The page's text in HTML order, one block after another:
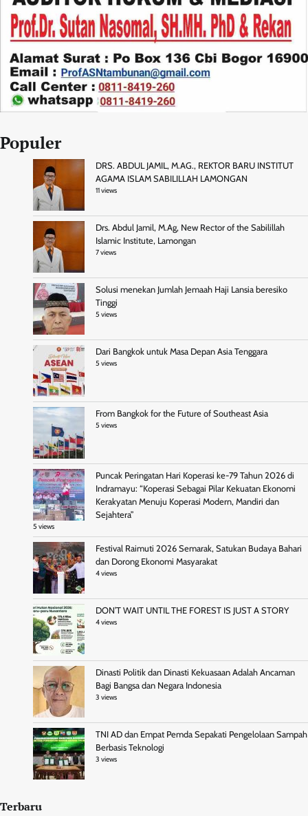
Populer
DRS. ABDUL JAMIL, M.AG., REKTOR BARU INSTITUT
AGAMA ISLAM SABILILLAH LAMONGAN
11 views
Drs. Abdul Jamil, M.Ag, New Rector of the Sabilillah
Islamic Institute, Lamongan
7 views
Solusi menekan Jumlah Jemaah Haji Lansia beresiko
Tinggi
5 views
Dari Bangkok untuk Masa Depan Asia Tenggara
5 views
From Bangkok for the Future of Southeast Asia
5 views
Puncak Peringatan Hari Koperasi ke-79 Tahun 2026 di
Indramayu: “Koperasi Sebagai Pilar Kekuatan Ekonomi
Kerakyatan Menuju Koperasi Modern, Mandiri dan
Sejahtera”
5 views
Festival Raimuti 2026 Semarak, Satukan Budaya Bahari
dan Dorong Ekonomi Masyarakat
4 views
DON’T WAIT UNTIL THE FOREST IS JUST A STORY
4 views
Dinasti Politik dan Dinasti Kekuasaan Adalah Ancaman
Bagi Bangsa dan Negara Indonesia
3 views
TNI AD dan Empat Pemda Sepakati Pengelolaan Sampah
Berbasis Teknologi
3 views
Terbaru